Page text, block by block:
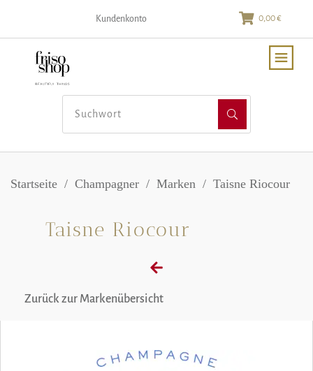
Kundenkonto 0,00 €
Startseite / Champagner / Marken / Taisne Riocour
Taisne Riocour
Zurück zur Markenübersicht